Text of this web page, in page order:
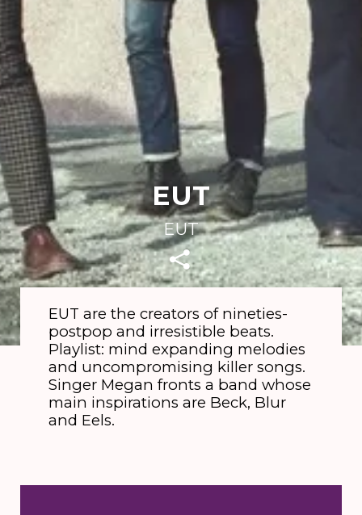
EUT
EUT
EUT are the creators of nineties-
postpop and irresistible beats.
Playlist: mind expanding melodies
and uncompromising killer songs.
Singer Megan fronts a band whose
main inspirations are Beck, Blur
and Eels.